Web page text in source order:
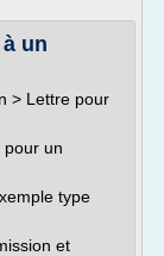
un
> Lettre pour
pour un
type
et